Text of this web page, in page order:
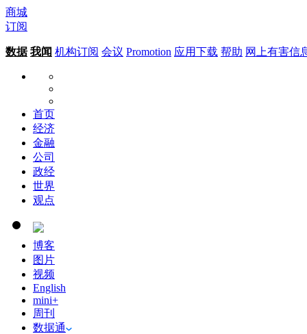
商城
订阅
数据 我闻 机构订阅 会议 Promotion 应用下载 帮助 网上有害信
首页
经济
金融
公司
政经
世界
观点
博客
图片
视频
English
mini+
周刊
数据通